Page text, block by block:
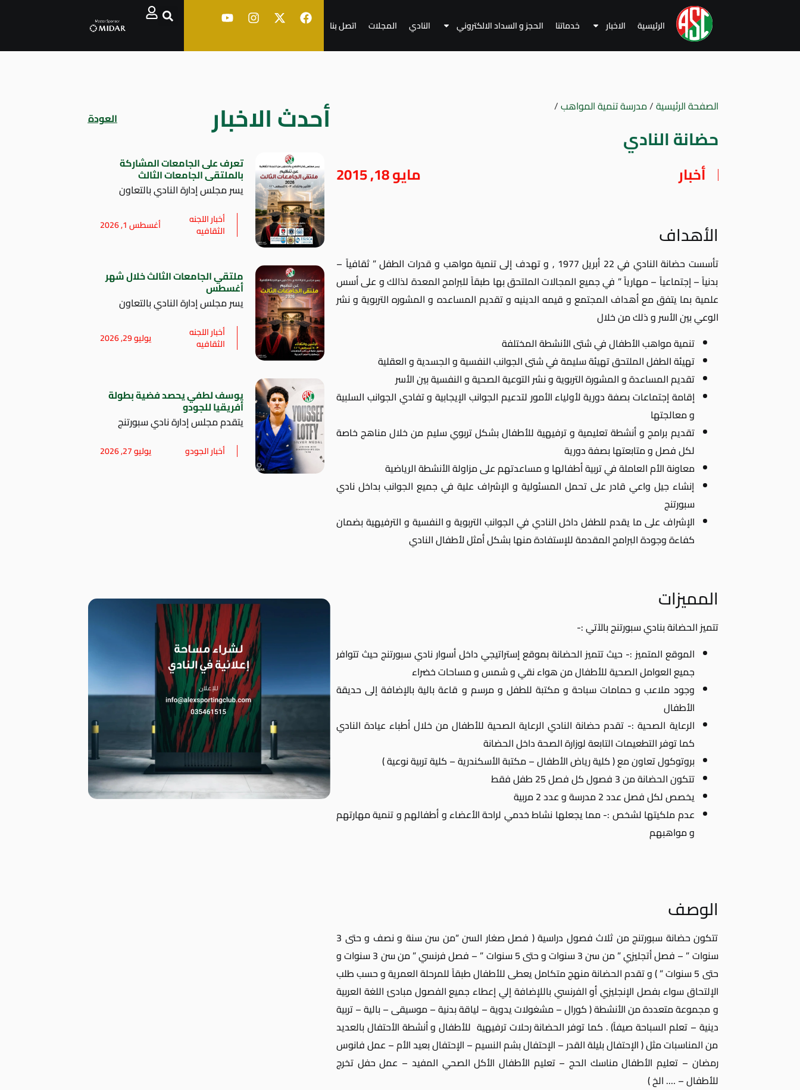
الرئيسية الاخبار خدماتنا الحجز و السداد الالكتروني النادي المجلات اتصل بنا
الصفحة الرئيسية/مدرسة تنمية المواهب/
حضانة النادي
أخبار مايو 18, 2015
الأهداف
تأسست حضانة النادي في 22 أبريل 1977 , و تهدف إلى تنمية مواهب و قدرات الطفل ” ثقافياً –
بدنياً – إجتماعياً – مهارياً ” في جميع المجالات الملتحق بها طبقاً للبرامج المعدة لذالك و على أسس
علمية بما يتفق مع أهداف المجتمع و قيمه الدينيه و تقديم المساعده و المشوره التربوية و نشر
الوعي بين الأسر و ذلك من خلال
تنمية مواهب الأطفال في شتى الأنشطة المختلفة
تهيئة الطفل الملتحق تهيئة سليمة في شتى الجوانب النفسية و الجسدية و العقلية
تقديم المساعدة و المشورة التربوية و نشر التوعية الصحية و النفسية بين الأسر
إقامة إجتماعات بصفة دورية لأولياء الأمور لتدعيم الجوانب الإيجابية و تفادي الجوانب السلبية
و معالجتها
تقديم برامج و أنشطة تعليمية و ترفيهية للأطفال بشكل تربوي سليم من خلال مناهج خاصة
لكل فصل و متابعتها بصفة دورية
معاونة الأم العاملة في تربية أطفالها و مساعدتهم على مزاولة الأنشطة الرياضية
إنشاء جيل واعي قادر على تحمل المسئولية و الإشراف علية في جميع الجوانب بداخل نادي
سبورتنج
الإشراف على ما يقدم للطفل داخل النادي في الجوانب التربوية و النفسية و الترفيهية بضمان
كفاءة وجودة البرامج المقدمة للإستفادة منها بشكل أمثل لأطفال النادي
المميزات
تتميز الحضانة بنادي سبورتنج بالآتي :-
الموقع المتميز :- حيث تتميز الحضانة بموقع إستراتيجي داخل أسوار نادي سبورتنج حيث تتوافر
جميع العوامل الصحية للأطفال من هواء نقي و شمس و مساحات خضراء
وجود ملاعب و حمامات سباحة و مكتبة للطفل و مرسم و قاعة بالية بالإضافة إلى حديقة
الأطفال
الرعاية الصحية :- تقدم حضانة النادي الرعاية الصحية للأطفال من خلال أطباء عيادة النادي
كما توفر التطعيمات التابعة لوزارة الصحة داخل الحضانة
بروتوكول تعاون مع ( كلية رياض الأطفال – مكتبة الأسكندرية – كلية تربية نوعية )
تتكون الحضانة من 3 فصول كل فصل 25 طفل فقط
يخصص لكل فصل عدد 2 مدرسة و عدد 2 مربية
عدم ملكيتها لشخص :- مما يجعلها نشاط خدمي لراحة الأعضاء و أطفالهم و تنمية مهارتهم
و مواهبهم
الوصف
تتكون حضانة سبورتنج من ثلاث فصول دراسية ( فصل صغار السن “من سن سنة و نصف و حتى 3
سنوات ” – فصل أتجليزي ” من سن 3 سنوات و حتى 5 سنوات ” – فصل فرنسي ” من سن 3 سنوات و
حتى 5 سنوات ” ) و تقدم الحضانة منهج متكامل يعطى للأطفال طبقاً للمرحلة العمرية و حسب طلب
الإلتحاق سواء بفصل الإنجليزي أو الفرنسي باللإضافة إلي إعطاء جميع الفصول مبادئ اللغة العربية
و مجموعة متعددة من الأنشطة ( كورال – مشغولات يدوية – لياقة بدنية – موسيقى – بالية – تربية
دينية – تعلم السباحة صيفاً) . كما توفر الحضانة رحلات ترفيهية للأطفال و أنشطة الأحتفال بالعديد
من المناسبات مثل ( الإحتفال بليلة القدر – الإحتفال بشم النسيم – الإحتفال بعيد الأم – عمل فانوس
رمضان – تعليم الأطفال مناسك الحج – تعليم الأطفال الأكل الصحي المفيد – عمل حفل تخرج
للأطفال – …. الخ )
أحدث الاخبار العودة
تعرف على الجامعات المشاركة
بالملتقى الجامعات الثالث
يسر مجلس إدارة النادي بالتعاون
أخبار اللجنه
الثقافيه أغسطس 1, 2026
ملتقي الجامعات الثالث خلال شهر
أغسطس
يسر مجلس إدارة النادي بالتعاون
أخبار اللجنه
الثقافيه يوليو 29, 2026
يوسف لطفي يحصد فضية بطولة
أفريقيا للجودو
يتقدم مجلس إدارة نادي سبورتنج
أخبار الجودو يوليو 27, 2026